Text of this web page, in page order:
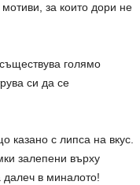
за които дори не
голямо
си да се
казано с липса на вкус.
залепени върху
далеч в миналото!